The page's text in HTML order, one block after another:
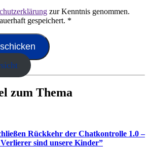
zur Kenntnis genommen.
gespeichert. *
zum Thema
Rückkehr der Chatkontrolle 1.0 –
sind unsere Kinder”